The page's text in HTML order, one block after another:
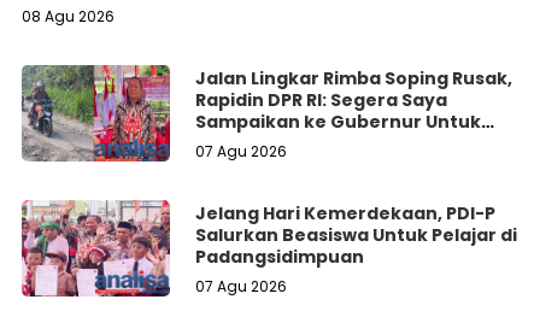
08 Agu 2026
Jalan Lingkar Rimba Soping Rusak,
Rapidin DPR RI: Segera Saya
Sampaikan ke Gubernur Untuk
Perbaikan
07 Agu 2026
Jelang Hari Kemerdekaan, PDI-P
Salurkan Beasiswa Untuk Pelajar di
Padangsidimpuan
07 Agu 2026